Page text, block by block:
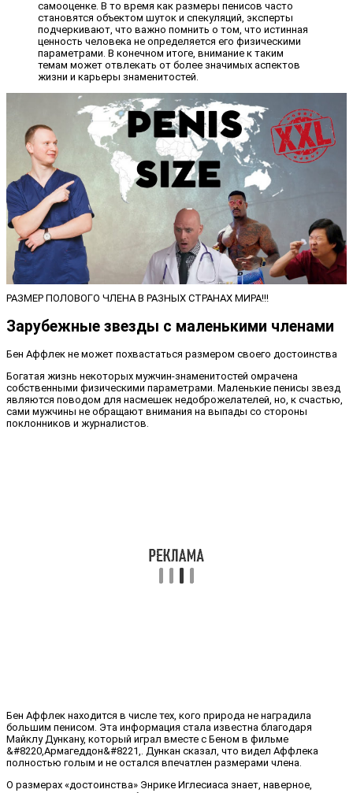
самооценке. В то время как размеры пенисов часто
становятся объектом шуток и спекуляций, эксперты
подчеркивают, что важно помнить о том, что истинная
ценность человека не определяется его физическими
параметрами. В конечном итоге, внимание к таким
темам может отвлекать от более значимых аспектов
жизни и карьеры знаменитостей.
РАЗМЕР ПОЛОВОГО ЧЛЕНА В РАЗНЫХ СТРАНАХ МИРА!!!
Зарубежные звезды с маленькими членами
Бен Аффлек не может похвастаться размером своего достоинства
Богатая жизнь некоторых мужчин-знаменитостей омрачена
собственными физическими параметрами. Маленькие пенисы звезд
являются поводом для насмешек недоброжелателей, но, к счастью,
сами мужчины не обращают внимания на выпады со стороны
поклонников и журналистов.
Бен Аффлек находится в числе тех, кого природа не наградила
большим пенисом. Эта информация стала известна благодаря
Майклу Дункану, который играл вместе с Беном в фильме
&#8220,Армагеддон&#8221,. Дункан сказал, что видел Аффлека
полностью голым и не остался впечатлен размерами члена.
О размерах «достоинства» Энрике Иглесиаса знает, наверное,